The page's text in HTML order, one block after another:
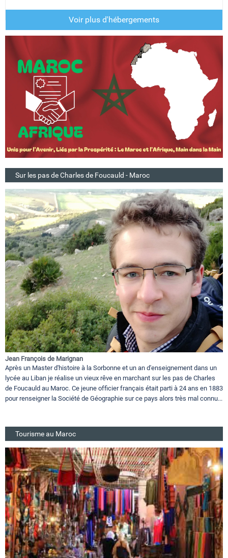
Voir plus d'hébergements
Sur les pas de Charles de Foucauld - Maroc
Jean François de Marignan
Après un Master d'histoire à la Sorbonne et un an d'enseignement dans un
lycée au Liban je réalise un vieux rêve en marchant sur les pas de Charles
de Foucauld au Maroc. Ce jeune officier français était parti à 24 ans en 1883
pour renseigner la Société de Géographie sur ce pays alors très mal connu...
Tourisme au Maroc